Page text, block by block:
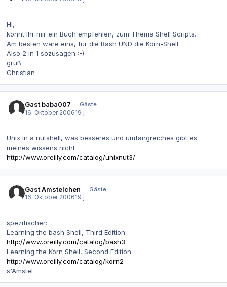
Hi,
könnt Ihr mir ein Buch empfehlen, zum Thema Shell Scripts.
Am besten wäre eins, für die Bash UND die Korn-Shell.
Also 2 in 1 sozusagen :-)
gruß
Christian
Gast baba007
Gäste
16. Oktober 200619 j
Unix in a nutshell, was besseres und umfangreiches gibt es
meines wissens nicht
http://www.oreilly.com/catalog/unixnut3/
Gast Amstelchen
Gäste
16. Oktober 200619 j
spezifischer:
Learning the bash Shell, Third Edition
http://www.oreilly.com/catalog/bash3
Learning the Korn Shell, Second Edition
http://www.oreilly.com/catalog/korn2
s'Amstel